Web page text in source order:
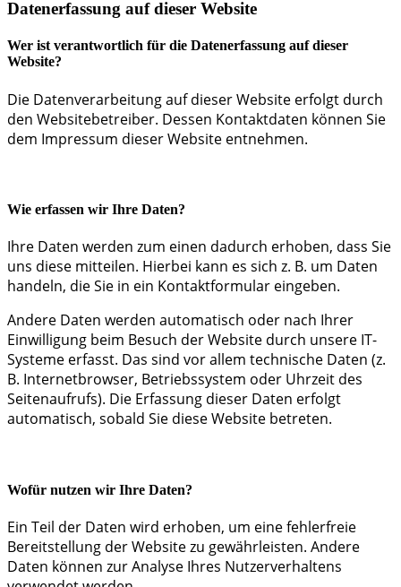
Datenerfassung auf dieser Website
Wer ist verantwortlich für die Datenerfassung auf dieser
Website?
Die Datenverarbeitung auf dieser Website erfolgt durch
den Websitebetreiber. Dessen Kontaktdaten können Sie
dem Impressum dieser Website entnehmen.
Wie erfassen wir Ihre Daten?
Ihre Daten werden zum einen dadurch erhoben, dass Sie
uns diese mitteilen. Hierbei kann es sich z. B. um Daten
handeln, die Sie in ein Kontaktformular eingeben.
Andere Daten werden automatisch oder nach Ihrer
Einwilligung beim Besuch der Website durch unsere IT-
Systeme erfasst. Das sind vor allem technische Daten (z.
B. Internetbrowser, Betriebssystem oder Uhrzeit des
Seitenaufrufs). Die Erfassung dieser Daten erfolgt
automatisch, sobald Sie diese Website betreten.
Wofür nutzen wir Ihre Daten?
Ein Teil der Daten wird erhoben, um eine fehlerfreie
Bereitstellung der Website zu gewährleisten. Andere
Daten können zur Analyse Ihres Nutzerverhaltens